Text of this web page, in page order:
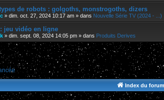
de robots : golgoths, monstrogoths, dizers
» dim. oct. 27, 2024 10:17 am » dans Nouvelle Série TV (2024 - ...)
: jeu vidéo en ligne
» dim. sept. 08, 2024 14:05 pm » dans Produits Derives
Index du forum